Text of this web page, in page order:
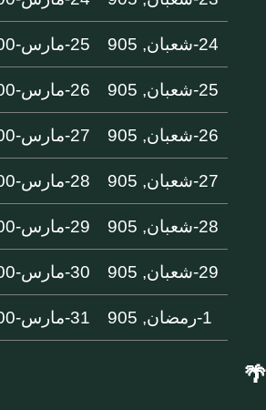
24-شعبان, 905 25-مارس-1500
25-شعبان, 905 26-مارس-1500
26-شعبان, 905 27-مارس-1500
27-شعبان, 905 28-مارس-1500
28-شعبان, 905 29-مارس-1500
29-شعبان, 905 30-مارس-1500
1-رمضان, 905 31-مارس-1500
🌴